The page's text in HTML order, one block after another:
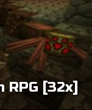
[32x]